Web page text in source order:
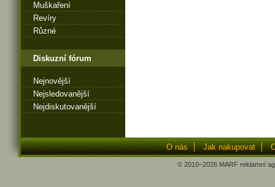
Muškaření
Revíry
Různé
Diskuzní fórum
Nejnovější
Nejsledovanější
Nejdiskutovanější
O nás Jak nakupovat
© 2010–2026 MARF reklamní